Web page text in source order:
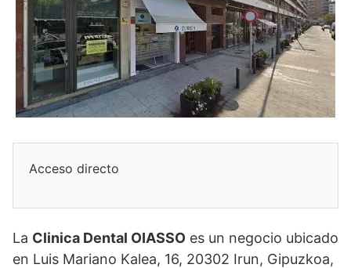
Acceso directo
La Clinica Dental OIASSO es un negocio ubicado
en Luis Mariano Kalea, 16, 20302 Irun, Gipuzkoa,